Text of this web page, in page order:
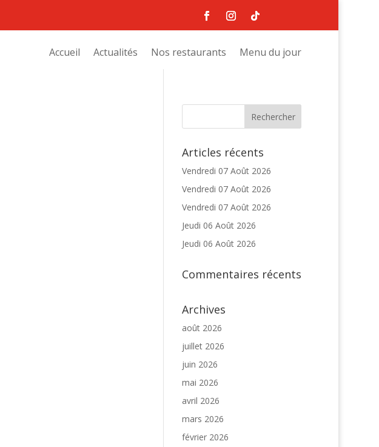
Accueil Actualités Nos restaurants Menu du jour
Articles récents
Vendredi 07 Août 2026
Vendredi 07 Août 2026
Vendredi 07 Août 2026
Jeudi 06 Août 2026
Jeudi 06 Août 2026
Commentaires récents
Archives
août 2026
juillet 2026
juin 2026
mai 2026
avril 2026
mars 2026
février 2026